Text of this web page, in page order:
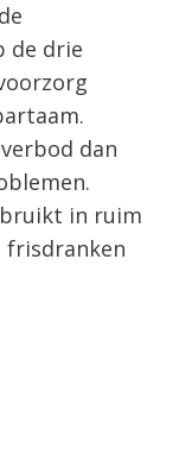
de drie
dan
in ruim
frisdranken